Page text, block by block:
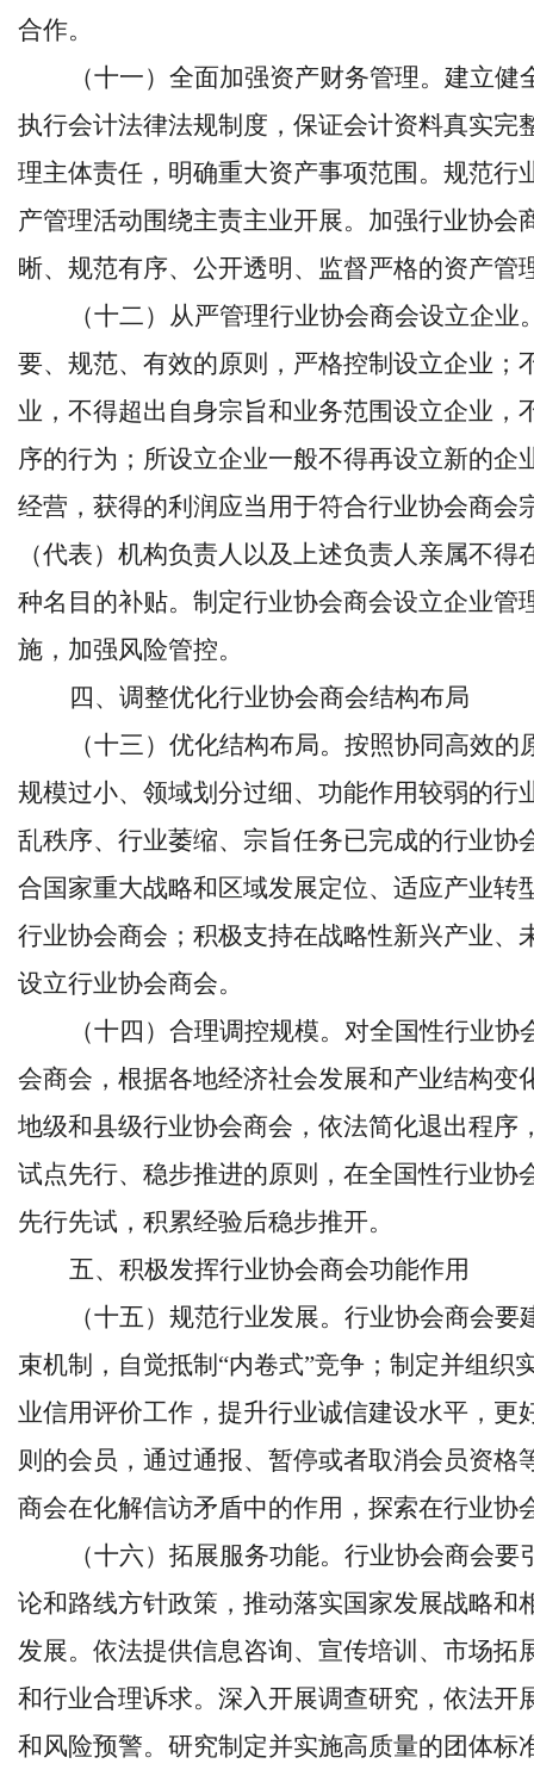
合作。
（十一）全面加强资产财务管理。建立
执行会计法律法规制度，保证会计资料真实完
理主体责任，明确重大资产事项范围。规范行
产管理活动围绕主责主业开展。加强行业协会
晰、规范有序、公开透明、监督严格的资产管
（十二）从严管理行业协会商会设立企
要、规范、有效的原则，严格控制设立企业；
业，不得超出自身宗旨和业务范围设立企业，
序的行为；所设立企业一般不得再设立新的
经营，获得的利润应当用于符合行业协会商会
（代表）机构负责人以及上述负责人亲属不
种名目的补贴。制定行业协会商会设立企业管
施，加强风险管控。
四、调整优化行业协会商会结构布局
（十三）优化结构布局。按照协同高效
规模过小、领域划分过细、功能作用较弱的行
乱秩序、行业萎缩、宗旨任务已完成的行业协
合国家重大战略和区域发展定位、适应产业转
行业协会商会；积极支持在战略性新兴产业、
设立行业协会商会。
（十四）合理调控规模。对全国性行业
会商会，根据各地经济社会发展和产业结构变
地级和县级行业协会商会，依法简化退出程序
试点先行、稳步推进的原则，在全国性行业协
先行先试，积累经验后稳步推开。
五、积极发挥行业协会商会功能作用
（十五）规范行业发展。行业协会商会
束机制，自觉抵制 “内卷式”竞争；制定并组织
业信用评价工作，提升行业诚信建设水平，更
则的会员，通过通报、暂停或者取消会员资
商会在化解信访矛盾中的作用，探索在行业协
（十六）拓展服务功能。行业协会商会
论和路线方针政策，推动落实国家发展战略和
发展。依法提供信息咨询、宣传培训、市场拓
和行业合理诉求。深入开展调查研究，依法开
和风险预警。研究制定并实施高质量的团体标